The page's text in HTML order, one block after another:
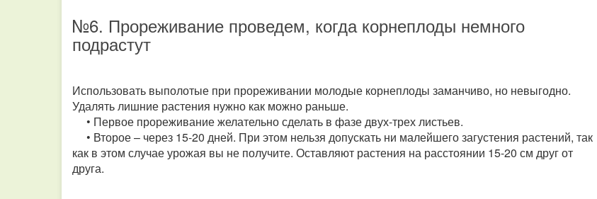
№6. Прореживание проведем, когда корнеплоды немного
подрастут
Использовать выполотые при прореживании молодые корнеплоды заманчиво, но невыгодно.
Удалять лишние растения нужно как можно раньше.
• Первое прореживание желательно сделать в фазе двух-трех листьев.
• Второе – через 15-20 дней. При этом нельзя допускать ни малейшего загустения растений, так
как в этом случае урожая вы не получите. Оставляют растения на расстоянии 15-20 см друг от
друга.